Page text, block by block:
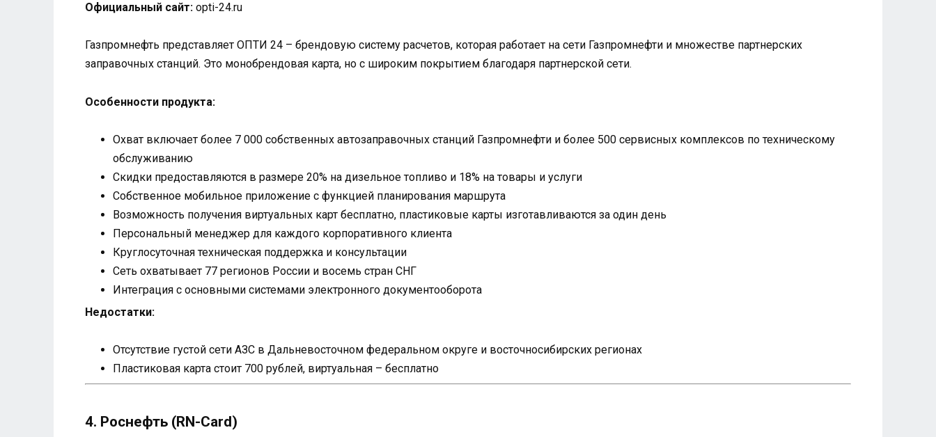
Официальный сайт: opti-24.ru
Газпромнефть представляет ОПТИ 24 – брендовую систему расчетов, которая работает на сети Газпромнефти и множестве партнерских
заправочных станций. Это монобрендовая карта, но с широким покрытием благодаря партнерской сети.
Особенности продукта:
Охват включает более 7 000 собственных автозаправочных станций Газпромнефти и более 500 сервисных комплексов по техническому
обслуживанию
Скидки предоставляются в размере 20% на дизельное топливо и 18% на товары и услуги
Собственное мобильное приложение с функцией планирования маршрута
Возможность получения виртуальных карт бесплатно, пластиковые карты изготавливаются за один день
Персональный менеджер для каждого корпоративного клиента
Круглосуточная техническая поддержка и консультации
Сеть охватывает 77 регионов России и восемь стран СНГ
Интеграция с основными системами электронного документооборота
Недостатки:
Отсутствие густой сети АЗС в Дальневосточном федеральном округе и восточносибирских регионах
Пластиковая карта стоит 700 рублей, виртуальная – бесплатно
4. Роснефть (RN-Card)